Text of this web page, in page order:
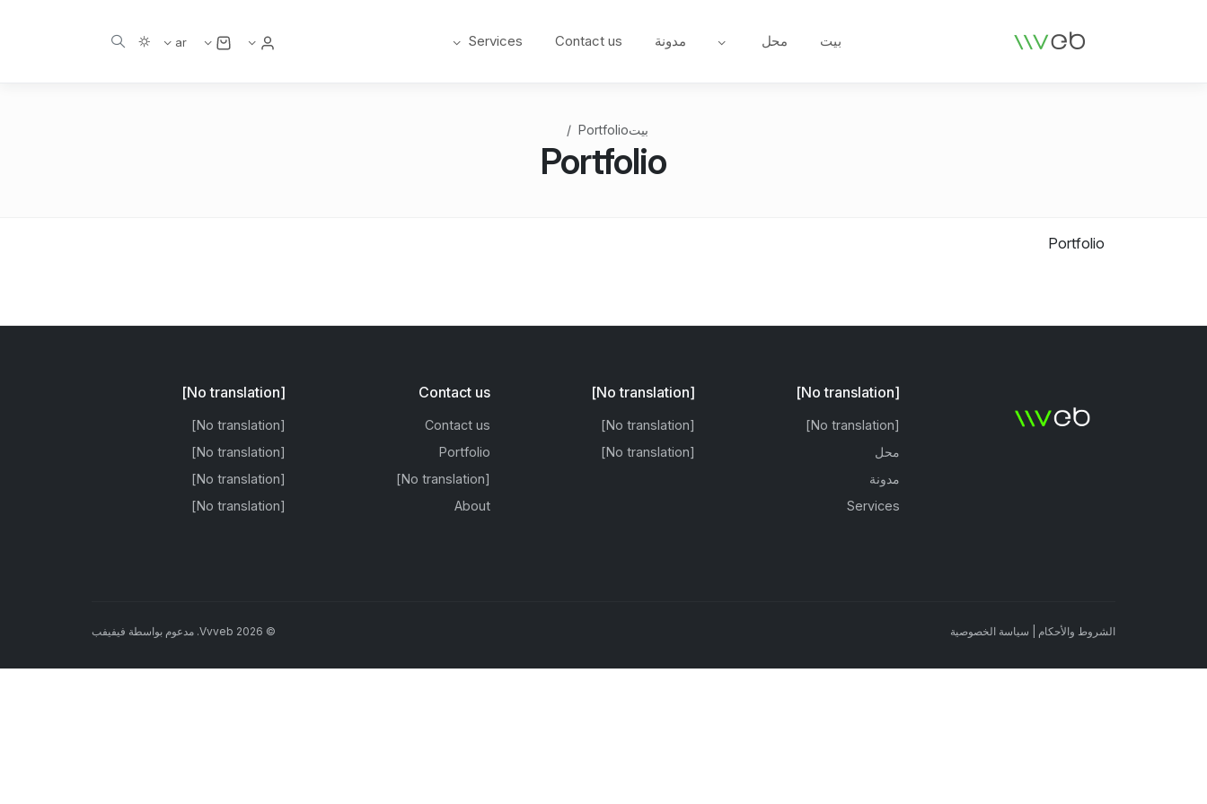
الشعار بيت محل مدونة Contact us
Services مستخدم ar
بيتPortfolio
Portfolio
Portfolio
[No translation]
[No translation]
محل
مدونة
Services
[No translation]
[No translation]
[No translation]
Contact us
Contact us
Portfolio
[No translation]
About
[No translation]
[No translation]
[No translation]
[No translation]
[No translation]
الشروط والأحكام سياسة الخصوصية ©
2026
Vvveb
. مدعوم بواسطة فيفيفب